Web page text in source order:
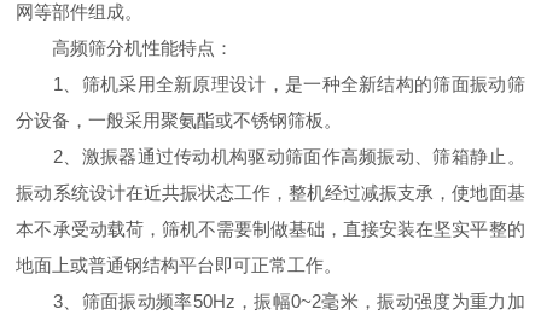
网等部件组成。
高频筛分机性能特点：
1、筛机采用全新原理设计，是一种全新结构的筛面振动筛
分设备，一般采用聚氨酯或不锈钢筛板。
2、激振器通过传动机构驱动筛面作高频振动、筛箱静止。
振动系统设计在近共振状态工作，整机经过减振支承，使地面基
本不承受动载荷，筛机不需要制做基础，直接安装在坚实平整的
地面上或普通钢结构平台即可正常工作。
3、筛面振动频率50Hz，振幅0~2毫米，振动强度为重力加